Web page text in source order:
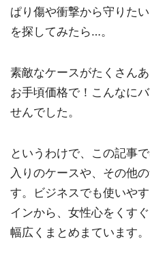
ぱり傷や衝撃から守りた
を探してみたら…。
素敵なケースがたくさん
お手頃価格で！こんなに
せんでした。
というわけで、この記事
入りのケースや、その他
す。ビジネスでも使いや
インから、女性心をくす
幅広くまとめまています。